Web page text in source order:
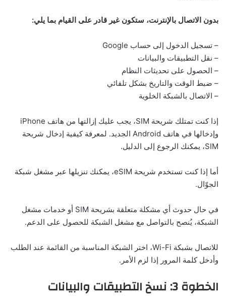
بدون الاتصال بالإنترنت، ستكون غير قادر على القيام بما يلي:
– تسجيل الدخول إلى حساب Google
– نقل التطبيقات والبيانات
– الحصول على تحديثات النظام
– ضبط الوقت والتاريخ بشكل تلقائي
– الاتصال بالشبكة الخلوية
إذا كنت تمتلك شريحة SIM، يجب عليك إزالتها من هاتف iPhone
وإدخالها في هاتف Android الجديد. لمعرفة كيفية إدخال شريحة
SIM، يمكنك الرجوع إلى الدليل.
أما إذا كنت تستخدم شريحة eSIM، يمكنك تنزيلها عبر مشغل شبكة
الجوّال.
في حال حدوث أي مشكلة متعلقة بشريحة SIM أو خدمات مشغل
الشبكة، يُنصح بالتواصل مع مشغل الشبكة للحصول على الدعم.
للاتصال بشبكة Wi-Fi، اختر الشبكة المناسبة من القائمة عند الطلب
وأدخل كلمة المرور إذا لزم الأمر.
الخطوة 3: نسخ التطبيقات والبيانات